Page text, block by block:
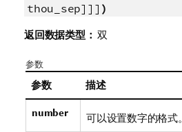
thou_sep]]] )
返回数据类型： 双
参数
参数 描述
number 可以设置数字的格式。